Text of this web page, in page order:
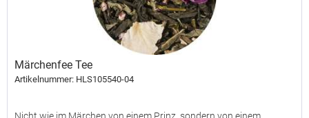
Märchenfee Tee
Artikelnummer: HLS105540-04